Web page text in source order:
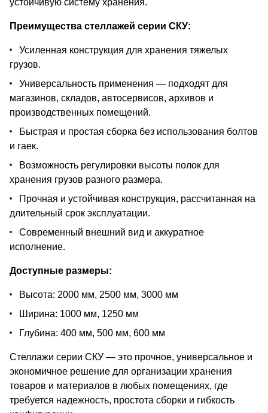
устойчивую систему хранения.
Преимущества стеллажей серии СКУ:
Усиленная конструкция для хранения тяжелых
грузов.
Универсальность применения — подходят для
магазинов, складов, автосервисов, архивов и
производственных помещений.
Быстрая и простая сборка без использования болтов
и гаек.
Возможность регулировки высоты полок для
хранения грузов разного размера.
Прочная и устойчивая конструкция, рассчитанная на
длительный срок эксплуатации.
Современный внешний вид и аккуратное
исполнение.
Доступные размеры:
Высота: 2000 мм, 2500 мм, 3000 мм
Ширина: 1000 мм, 1250 мм
Глубина: 400 мм, 500 мм, 600 мм
Стеллажи серии СКУ — это прочное, универсальное и
экономичное решение для организации хранения
товаров и материалов в любых помещениях, где
требуется надежность, простота сборки и гибкость